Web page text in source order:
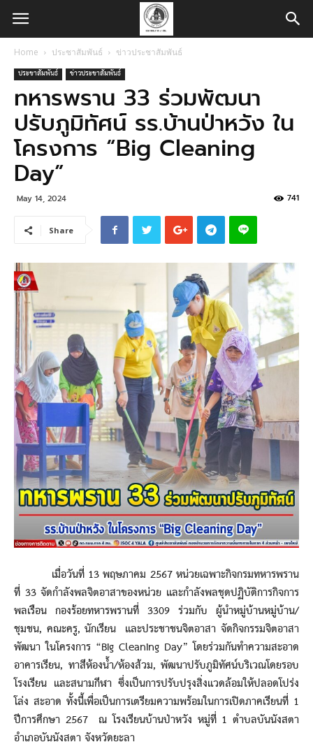
Home ประชาสัมพันธ์ ข่าวประชาสัมพันธ์
ประชาสัมพันธ์ ข่าวประชาสัมพันธ์
ทหารพราน 33 ร่วมพัฒนา
ปรับภูมิทัศน์ รร.บ้านป่าหวัง ใน
โครงการ “Big Cleaning
Day”
May 14, 2024 741
Share
เมื่อวันที่ 13 พฤษภาคม 2567 หน่วยเฉพาะกิจกรมทหารพราน
ที่ 33 จัดกำลังพลจิตอาสาของหน่วย และกำลังพลชุดปฏิบัติการกิจการ
พลเรือน กองร้อยทหารพรานที่ 3309 ร่วมกับ ผู้นำหมู่บ้านหมู่บ้าน/
ชุมชน, คณะครู, นักเรียน และประชาชนจิตอาสา จัดกิจกรรมจิตอาสา
พัฒนา ในโครงการ “Big Cleaning Day” โดยร่วมกันทำความสะอาด
อาคารเรียน, ทาสีห้องน้ำ/ห้องส้วม, พัฒนาปรับภูมิทัศน์บริเวณโดยรอบ
โรงเรียน และสนามกีฬา ซึ่งเป็นการปรับปรุงสิ่งแวดล้อมให้ปลอดโปร่ง
โล่ง สะอาด ทั้งนี้เพื่อเป็นการเตรียมความพร้อมในการเปิดภาคเรียนที่ 1
ปีการศึกษา 2567 ณ โรงเรียนบ้านป่าหวัง หมู่ที่ 1 ตำบลบันนังสตา
อำเภอบันนังสตา จังหวัดยะลา